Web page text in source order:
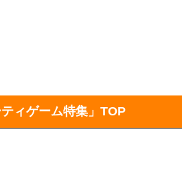
ティゲーム特集」TOP